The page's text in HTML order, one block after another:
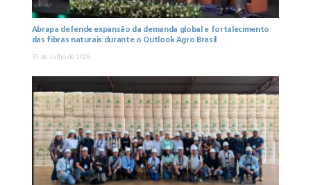
Abrapa defende expansão da demanda global e fortalecimento
das fibras naturais durante o Outlook Agro Brasil
31 de Julho de 2026